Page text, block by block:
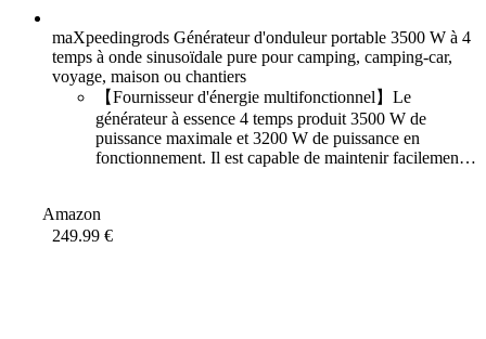
maXpeedingrods Générateur d'onduleur portable 3500 W à 4
temps à onde sinusoïdale pure pour camping, camping-car,
voyage, maison ou chantiers
【Fournisseur d'énergie multifonctionnel】Le
générateur à essence 4 temps produit 3500 W de
puissance maximale et 3200 W de puissance en
fonctionnement. Il est capable de maintenir facilement
Amazon
249.99 €